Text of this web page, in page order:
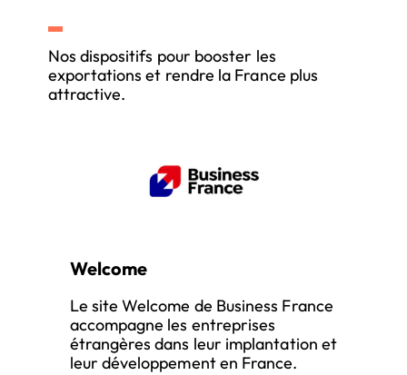
Nos dispositifs pour booster les
exportations et rendre la France plus
attractive.
Welcome
Le site Welcome de Business France
accompagne les entreprises
étrangères dans leur implantation et
leur développement en France.